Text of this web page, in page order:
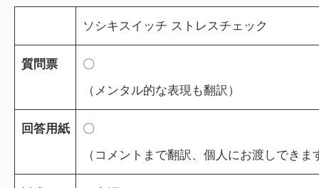
ソシキスイッチ ストレスチェック
質問票
〇
（メンタル的な表現も翻訳）
回答用紙
〇
（コメントまで翻訳、個人にお渡しできま